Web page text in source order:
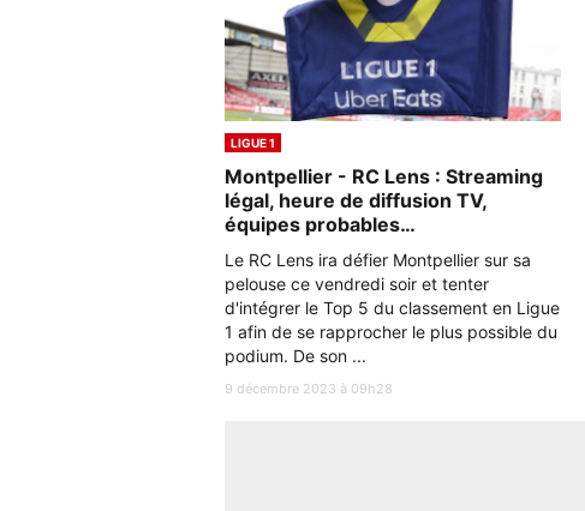
LIGUE 1
Montpellier - RC Lens : Streaming
légal, heure de diffusion TV,
équipes probables…
Le RC Lens ira défier Montpellier sur sa
pelouse ce vendredi soir et tenter
d'intégrer le Top 5 du classement en Ligue
1 afin de se rapprocher le plus possible du
podium. De son ...
9 décembre 2023 à 09h28